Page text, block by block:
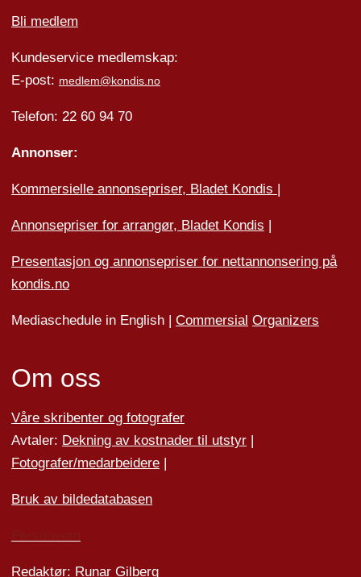
Bli medlem
Kundeservice medlemskap:
E-post: medlem@kondis.no
Telefon: 22 60 94 70
Annonser:
Kommersielle annonsepriser, Bladet Kondis |
Annonsepriser for arrangør, Bladet Kondis |
Presentasjon og annonsepriser for nettannonsering på
kondis.no
Mediaschedule in English | Commersial Organizers
Om oss
Våre skribenter og fotografer
Avtaler: Dekning av kostnader til utstyr|
Fotografer/medarbeidere|
Bruk av bildedatabasen
Redaktør: Runar Gilberg